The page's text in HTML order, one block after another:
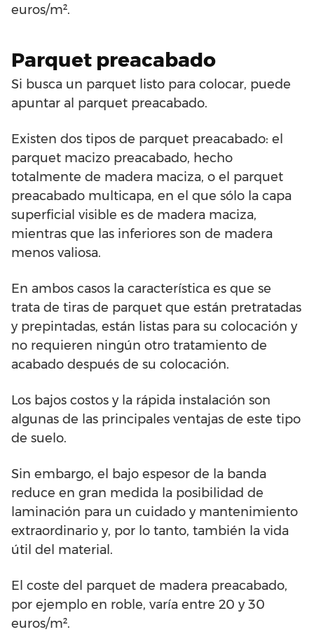
euros/m².
Parquet preacabado
Si busca un parquet listo para colocar, puede
apuntar al parquet preacabado.
Existen dos tipos de parquet preacabado: el
parquet macizo preacabado, hecho
totalmente de madera maciza, o el parquet
preacabado multicapa, en el que sólo la capa
superficial visible es de madera maciza,
mientras que las inferiores son de madera
menos valiosa.
En ambos casos la característica es que se
trata de tiras de parquet que están pretratadas
y prepintadas, están listas para su colocación y
no requieren ningún otro tratamiento de
acabado después de su colocación.
Los bajos costos y la rápida instalación son
algunas de las principales ventajas de este tipo
de suelo.
Sin embargo, el bajo espesor de la banda
reduce en gran medida la posibilidad de
laminación para un cuidado y mantenimiento
extraordinario y, por lo tanto, también la vida
útil del material.
El coste del parquet de madera preacabado,
por ejemplo en roble, varía entre 20 y 30
euros/m².